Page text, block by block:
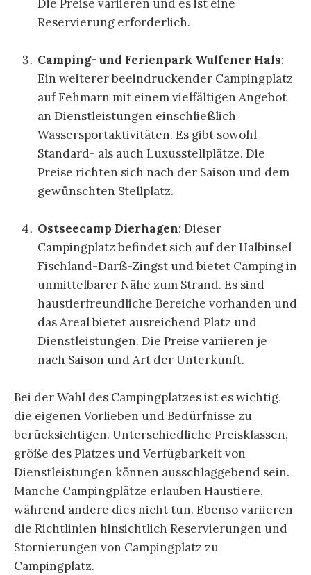
Die Preise variieren und es ist eine
Reservierung erforderlich.
Camping- und Ferienpark Wulfener Hals:
Ein weiterer beeindruckender Campingplatz
auf Fehmarn mit einem vielfältigen Angebot
an Dienstleistungen einschließlich
Wassersportaktivitäten. Es gibt sowohl
Standard- als auch Luxusstellplätze. Die
Preise richten sich nach der Saison und dem
gewünschten Stellplatz.
Ostseecamp Dierhagen: Dieser
Campingplatz befindet sich auf der Halbinsel
Fischland-Darß-Zingst und bietet Camping in
unmittelbarer Nähe zum Strand. Es sind
haustierfreundliche Bereiche vorhanden und
das Areal bietet ausreichend Platz und
Dienstleistungen. Die Preise variieren je
nach Saison und Art der Unterkunft.
Bei der Wahl des Campingplatzes ist es wichtig,
die eigenen Vorlieben und Bedürfnisse zu
berücksichtigen. Unterschiedliche Preisklassen,
größe des Platzes und Verfügbarkeit von
Dienstleistungen können ausschlaggebend sein.
Manche Campingplätze erlauben Haustiere,
während andere dies nicht tun. Ebenso variieren
die Richtlinien hinsichtlich Reservierungen und
Stornierungen von Campingplatz zu
Campingplatz.